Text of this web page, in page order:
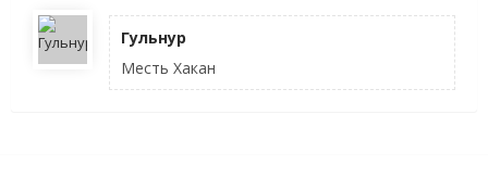
Гульнур
Месть Хакан